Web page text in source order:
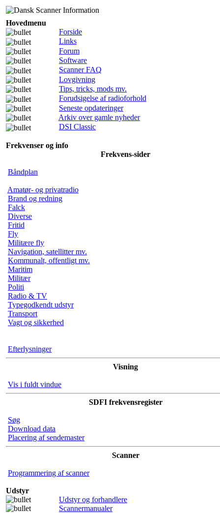
Hovedmenu
Forside
Links
Forum
Software
Scanner FAQ
Lovgivning
Tips, tricks, mods mv.
Forudsigelse af radioforhold
Seneste opdateringer
Arkiv over gamle nyheder
DSI Classic
Frekvenser og info
Frekvens-sider
Båndplan
Amatør- og privatradio
Brand og redning
Falck
Diverse
Fritid
Fly
Militære fly
Navigation, satellitter mv.
Kommunalt, offentligt mv.
Maritim
Militær
Politi
Radio & TV
Typegodkendt udstyr
Transport
Vagt og sikkerhed
Efterlysninger
Visning
Vis i fuldt vindue
SDFI frekvensregister
Søg
Download data
Placering af sendemaster
Scanner
Programmering af scanner
Udstyr
Udstyr og forhandlere
Scannermanualer